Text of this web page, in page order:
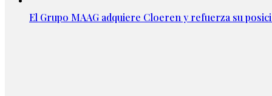
El Grupo MAAG adquiere Cloeren y refuerza su